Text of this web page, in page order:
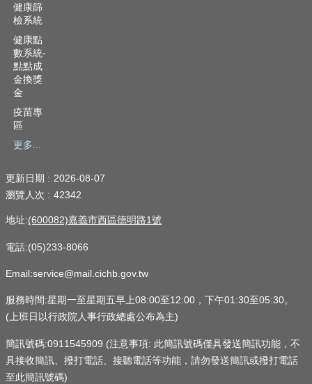
健康篩
檢系統
健康點
數系統-
點點成
金換獎
金
疫苗專
區
更多...
更新日期
2026-08-07
瀏覽人次
42342
地址:(600082)嘉義市西區德明路1號
電話:(05)233-8066
Email:service@mail.cichb.gov.tw
服務時間:星期一至星期五早上08:00至12:00，下午01:30至05:30。
(上班日以行政院人事行政總處公布為主)
簡訊號碼:0911545909 (注意事項: 此簡訊號碼僅具發送簡訊功能，不
具接收簡訊、撥打電話、接聽電話等功能，請勿發送簡訊或撥打電話
至此簡訊號碼)